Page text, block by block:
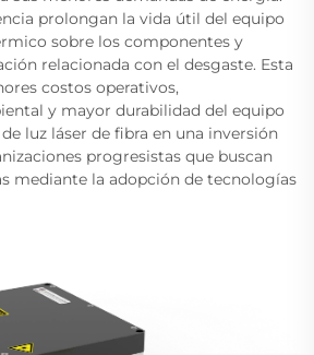
prolongan la vida útil del equipo
sobre los componentes y
relacionada con el desgaste. Esta
costos operativos,
y mayor durabilidad del equipo
luz láser de fibra en una inversión
progresistas que buscan
mediante la adopción de tecnologías